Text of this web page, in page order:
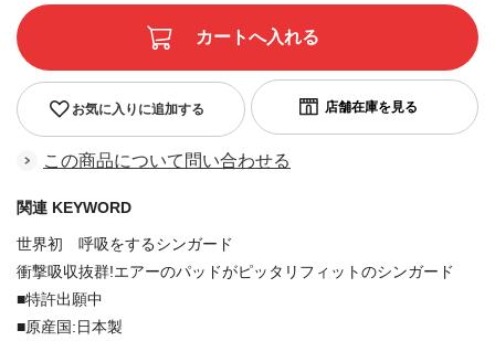
お気に入りに追加する
この商品について問い合わせる
関連 KEYWORD
世界初 呼吸をするシンガード
衝撃吸収抜群!エアーのパッドがピッタリフィットのシンガード
■特許出願中
■原産国:日本製